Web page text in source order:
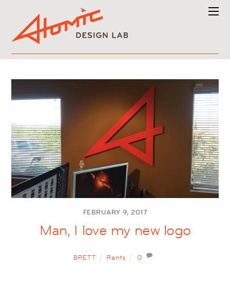
FEBRUARY 9, 2017
Man, I love my new logo
BRETT Rants 0